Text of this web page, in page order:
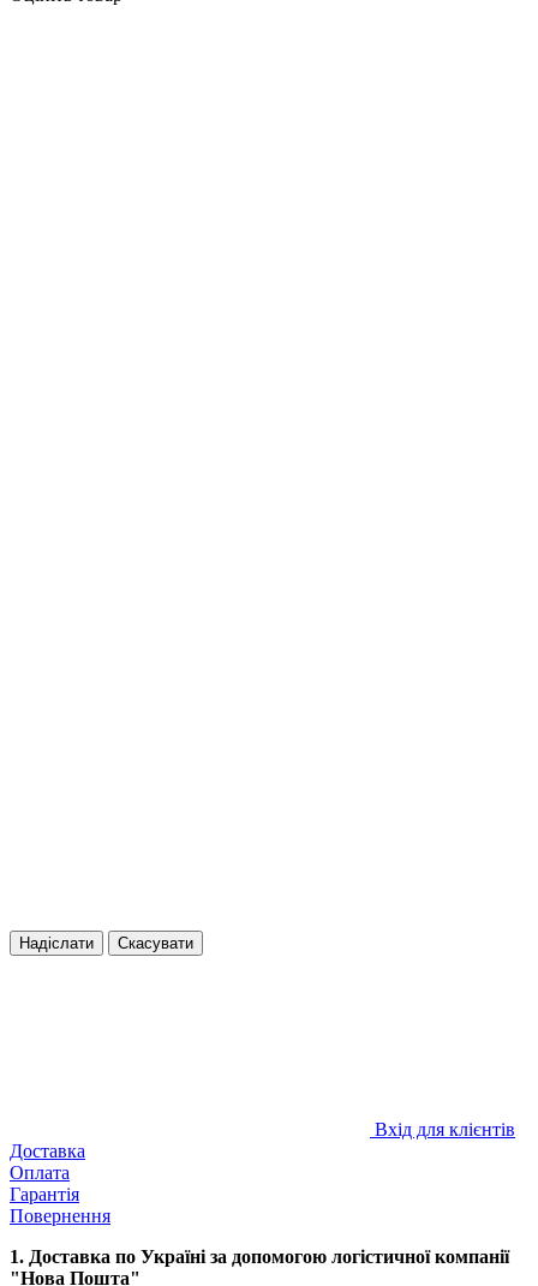
Надіслати Скасувати
Вхід для клієнтів
Доставка
Оплата
Гарантія
Повернення
1. Доставка по Україні за допомогою логістичної компанії
"Нова Пошта"